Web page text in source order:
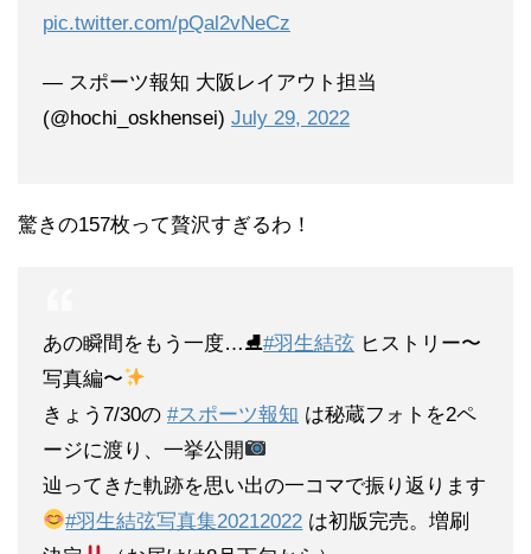
pic.twitter.com/pQal2vNeCz
— スポーツ報知 大阪レイアウト担当
(@hochi_oskhensei) July 29, 2022
驚きの157枚って贅沢すぎるわ！
あの瞬間をもう一度…⛸#羽生結弦 ヒストリー〜
写真編〜
きょう7/30の #スポーツ報知 は秘蔵フォトを2ペ
ージに渡り、一挙公開
辿ってきた軌跡を思い出の一コマで振り返ります
#羽生結弦写真集20212022 は初版完売。増刷